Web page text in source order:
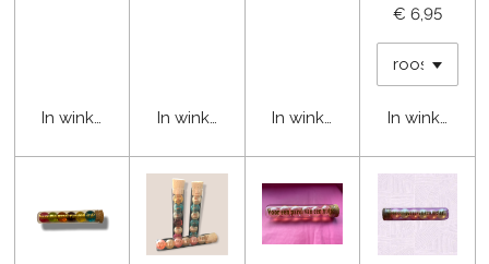
In winkelwagenIn winkelwagenIn winkelwagen
€ 6,95
In